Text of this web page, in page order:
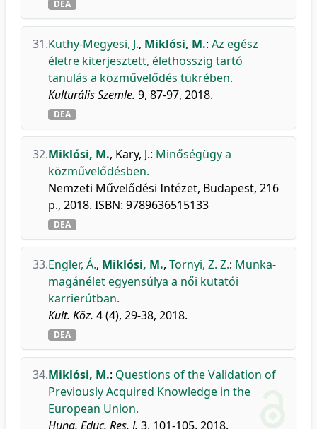
DEA
31.Kuthy-Megyesi, J., Miklósi, M.: Az egész
életre kiterjesztett, élethosszig tartó
tanulás a közművelődés tükrében.
Kulturális Szemle. 9, 87-97, 2018.
DEA
32.Miklósi, M., Kary, J.: Minőségügy a
közművelődésben.
Nemzeti Művelődési Intézet, Budapest, 216
p., 2018. ISBN: 9789636515133
DEA
33.Engler, Á., Miklósi, M., Tornyi, Z. Z.: Munka-
magánélet egyensúlya a női kutatói
karrierútban.
Kult. Köz. 4 (4), 29-38, 2018.
DEA
34.Miklósi, M.: Questions of the Validation of
Previously Acquired Knowledge in the
European Union.
Hung. Educ. Res. J. 3, 101-105, 2018.